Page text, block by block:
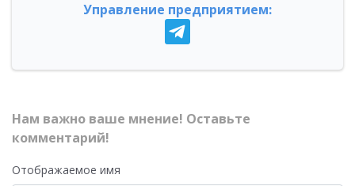
Управление предприятием:
Нам важно ваше мнение! Оставьте
комментарий!
Отображаемое имя